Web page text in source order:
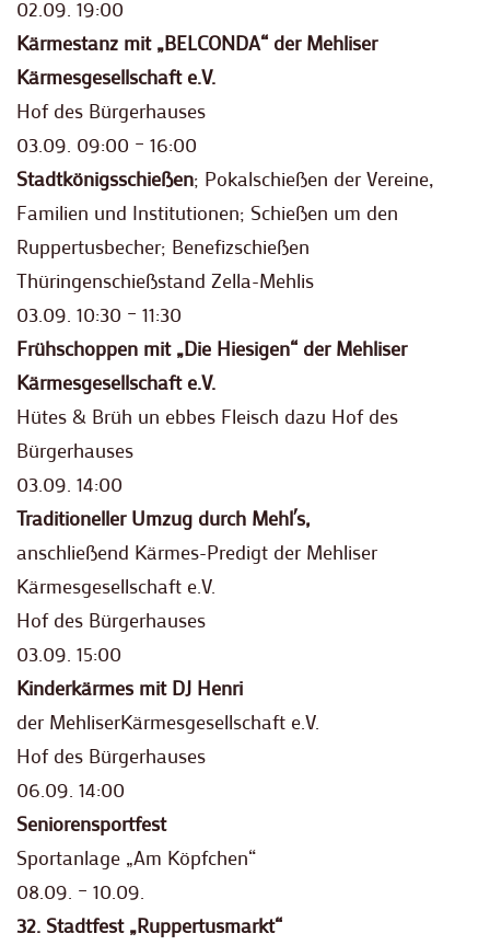
02.09. 19:00
Kärmestanz mit „BELCONDA“ der Mehliser
Kärmesgesellschaft e.V.
Hof des Bürgerhauses
03.09. 09:00 – 16:00
Stadtkönigsschießen; Pokalschießen der Vereine,
Familien und Institutionen; Schießen um den
Ruppertusbecher; Benefizschießen
Thüringenschießstand Zella-Mehlis
03.09. 10:30 – 11:30
Frühschoppen mit „Die Hiesigen“ der Mehliser
Kärmesgesellschaft e.V.
Hütes & Brüh un ebbes Fleisch dazu Hof des
Bürgerhauses
03.09. 14:00
Traditioneller Umzug durch Mehl´s,
anschließend Kärmes-Predigt der Mehliser
Kärmesgesellschaft e.V.
Hof des Bürgerhauses
03.09. 15:00
Kinderkärmes mit DJ Henri
der MehliserKärmesgesellschaft e.V.
Hof des Bürgerhauses
06.09. 14:00
Seniorensportfest
Sportanlage „Am Köpfchen“
08.09. – 10.09.
32. Stadtfest „Ruppertusmarkt“